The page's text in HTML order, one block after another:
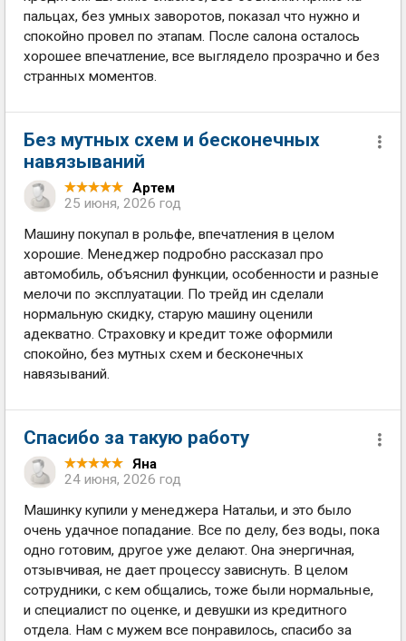
пальцах, без умных заворотов, показал что нужно и
спокойно провел по этапам. После салона осталось
хорошее впечатление, все выглядело прозрачно и без
странных моментов.
Без мутных схем и бесконечных
навязываний
Артем
25 июня, 2026 год
Машину покупал в рольфе, впечатления в целом
хорошие. Менеджер подробно рассказал про
автомобиль, объяснил функции, особенности и разные
мелочи по эксплуатации. По трейд ин сделали
нормальную скидку, старую машину оценили
адекватно. Страховку и кредит тоже оформили
спокойно, без мутных схем и бесконечных
навязываний.
Cпасибо за такую работу
Яна
24 июня, 2026 год
Машинку купили у менеджера Натальи, и это было
очень удачное попадание. Все по делу, без воды, пока
одно готовим, другое уже делают. Она энергичная,
отзывчивая, не дает процессу зависнуть. В целом
сотрудники, с кем общались, тоже были нормальные,
и специалист по оценке, и девушки из кредитного
отдела. Нам с мужем все понравилось, спасибо за